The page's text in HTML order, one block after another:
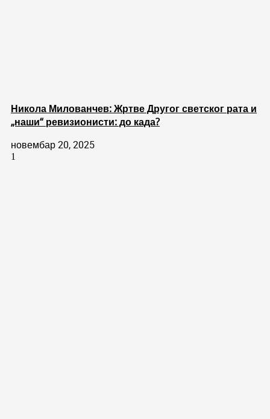
Никола Милованчев: Жртве Другог светског рата и
„наши“ ревизионисти: до када?
новембар 20, 2025